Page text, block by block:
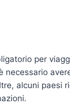
per
necessario
alcuni paesi